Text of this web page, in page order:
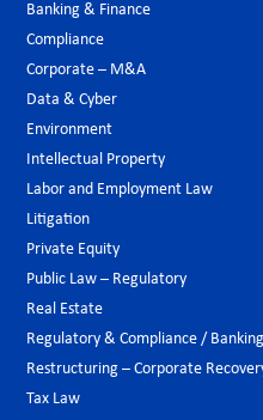
Banking & Finance
Compliance
Corporate – M&A
Data & Cyber
Environment
Intellectual Property
Labor and Employment Law
Litigation
Private Equity
Public Law – Regulatory
Real Estate
Regulatory & Compliance /
Restructuring – Corporate
Tax Law